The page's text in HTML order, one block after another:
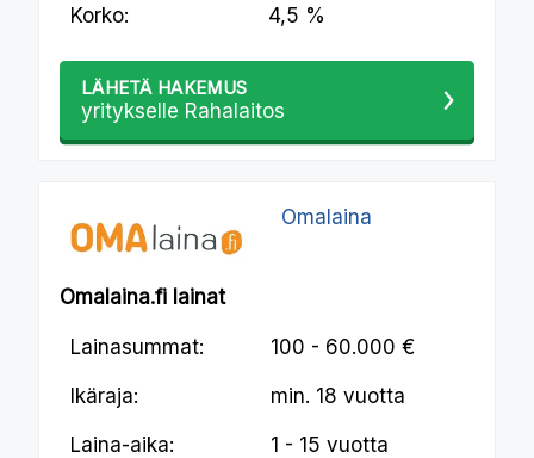
Korko: 4,5 %
LÄHETÄ HAKEMUS
yritykselle Rahalaitos
Omalaina
Omalaina.fi lainat
Lainasummat: 100 - 60.000 €
Ikäraja: min. 18 vuotta
Laina-aika: 1 - 15 vuotta